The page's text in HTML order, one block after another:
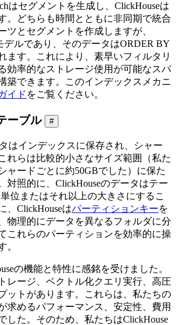
はセグメントを生成し、ClickHouseは
。どちらも時間とともに非同期で統合
ツとセグメントを作成しますが、
デルであり、そのデータはORDER BY
ます。これにより、素早いフィルタリ
効率的なストレージ使用が可能なスパ
築できます。このインデックスメカニ
イド をご覧ください。
ーブル #
はインデックスに保存され、シャー
れらは比較的小さなサイズ範囲（私た
ャードごとに約50GBでした）に保た
対照的に、ClickHouseのデータはテー
位またはそれ以上の大きさにするこ
、ClickHouseはパーティションキーを
物理的にデータを異なるフォルダに分
これらのパーティションを効率的に操
。
の機能と特性に感銘を受けました。
レージ、ベクトル化クエリ実行、高圧
ットがあります。これらは、私たちの
求めるパフォーマンス、安定性、費用
した。そのため、私たちはClickHouse